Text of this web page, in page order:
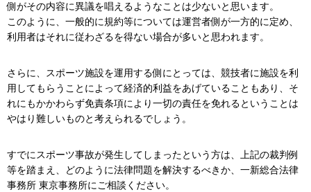
側がその内容に異議を唱えるようなことは少ないと思います。
このように、一般的に規約等については運営者側が一方的に定め、
利用者はそれに従わざるを得ない場合が多いと思われます。
さらに、スポーツ施設を運用する側にとっては、競技者に施設を利
用してもらうことによって経済的利益をあげていることもあり、そ
れにもかかわらず免責条項により一切の責任を免れるということは
やはり難しいものと考えられるでしょう。
すでにスポーツ事故が発生してしまったという方は、上記の裁判例
等を踏まえ、どのように法律問題を解決するべきか、一新総合法律
事務所 東京事務所にご相談ください。